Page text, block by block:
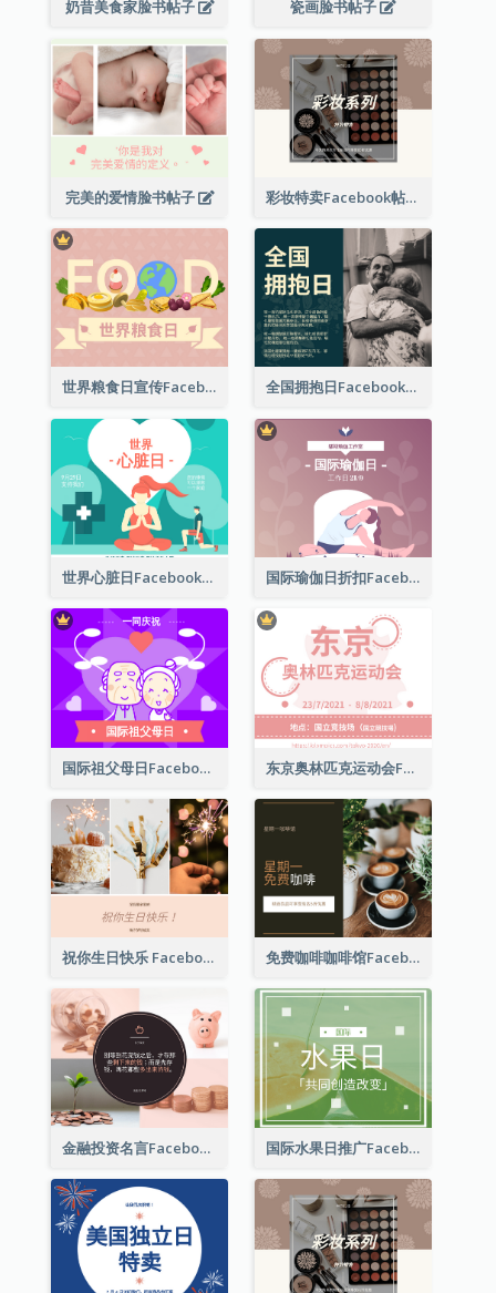
奶昔美食家脸书帖子 瓷画脸书帖子
完美的爱情脸书帖子 彩妆特卖Facebook帖子
世界粮食日宣传Facebook帖子 全国拥抱日Facebook帖子
世界心脏日Facebook帖子 国际瑜伽日折扣Facebook帖子
国际祖父母日Facebook帖子 东京奥林匹克运动会Facebook帖子
祝你生日快乐 Facebook 帖子 免费咖啡咖啡馆Facebook帖子
金融投资名言Facebook帖子 国际水果日推广Facebook帖子